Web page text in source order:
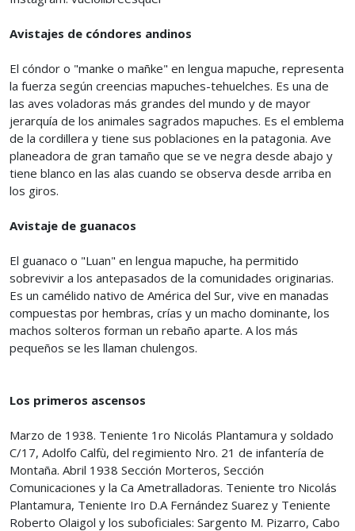
Avistajes de cóndores andinos
El cóndor o "manke o mañke" en lengua mapuche, representa
la fuerza según creencias mapuches-tehuelches. Es una de
las aves voladoras más grandes del mundo y de mayor
jerarquía de los animales sagrados mapuches. Es el emblema
de la cordillera y tiene sus poblaciones en la patagonia. Ave
planeadora de gran tamaño que se ve negra desde abajo y
tiene blanco en las alas cuando se observa desde arriba en
los giros.
Avistaje de guanacos
El guanaco o "Luan" en lengua mapuche, ha permitido
sobrevivir a los antepasados de la comunidades originarias.
Es un camélido nativo de América del Sur, vive en manadas
compuestas por hembras, crías y un macho dominante, los
machos solteros forman un rebaño aparte. A los más
pequeños se les llaman chulengos.
Los primeros ascensos
Marzo de 1938. Teniente 1ro Nicolás Plantamura y soldado
C/17, Adolfo Calfù, del regimiento Nro. 21 de infantería de
Montaña. Abril 1938 Sección Morteros, Sección
Comunicaciones y la Ca Ametralladoras. Teniente tro Nicolás
Plantamura, Teniente Iro D.A Fernández Suarez y Teniente
Roberto Olaigol y los suboficiales: Sargento M. Pizarro, Cabo